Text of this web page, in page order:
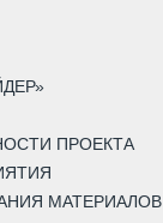
ПРОЕКТА
МАТЕРИАЛОВ